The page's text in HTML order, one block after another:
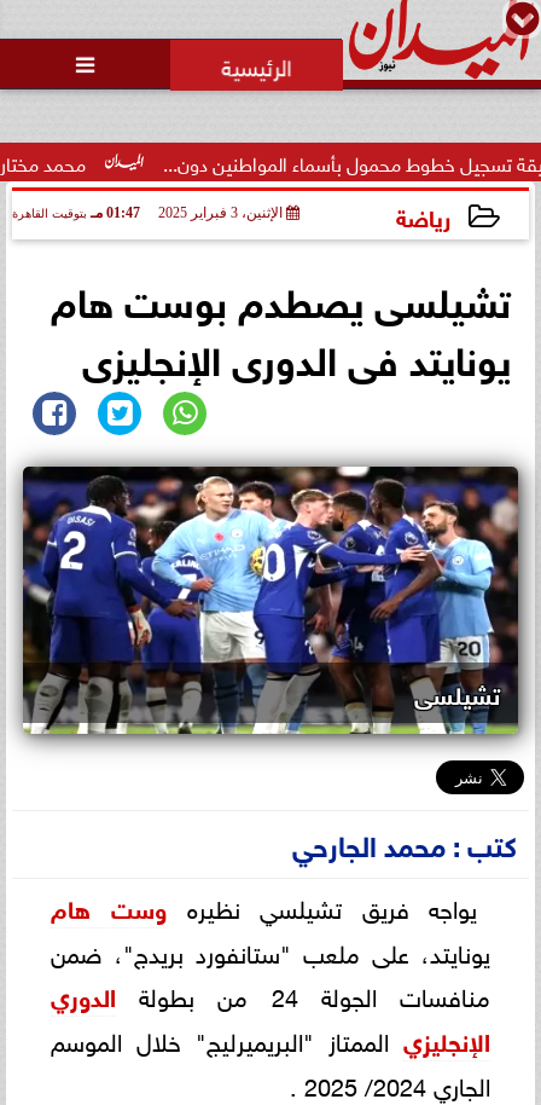

محمد مختار جمعة: بدل محمول بأسماء المواطنين دون...
رياضة الإثنين، 3 فبراير 2025 01:47 مـ بتوقيت القاهرة
تشيلسى يصطدم بوست هام
يونايتد فى الدورى الإنجليزى
تشيلسى
كتب : محمد الجارحي
يواجه فريق تشيلسي نظيره وست هام
يونايتد، على ملعب "ستانفورد بريدج"، ضمن
منافسات الجولة 24 من بطولة
الدوري
الإنجليزي الممتاز "البريميرليج" خلال الموسم
الجاري 2024/ 2025 .